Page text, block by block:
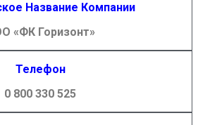
Название Компании
«ФК Горизонт»
Телефон
0 800 330 525